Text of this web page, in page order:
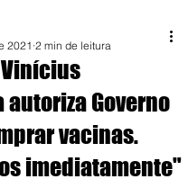
autoriza Governo
vacinas.
imediatamente"
2021 2 min de leitura